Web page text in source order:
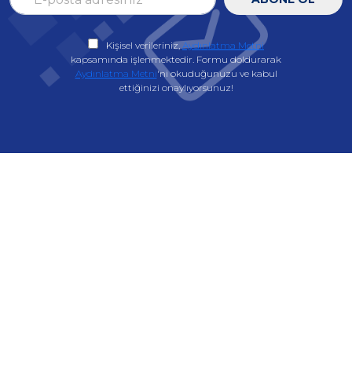
Kişisel verileriniz, Aydınlatma Metni
kapsamında işlenmektedir. Formu doldurarak
Aydınlatma Metni'ni okuduğunuzu ve kabul
ettiğinizi onaylıyorsunuz!